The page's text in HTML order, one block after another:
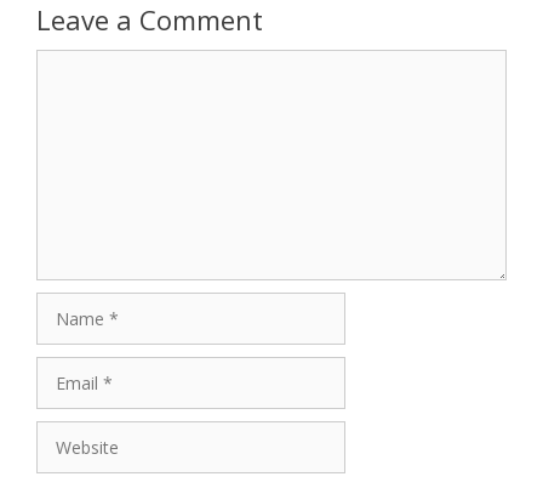
Leave a Comment
Website